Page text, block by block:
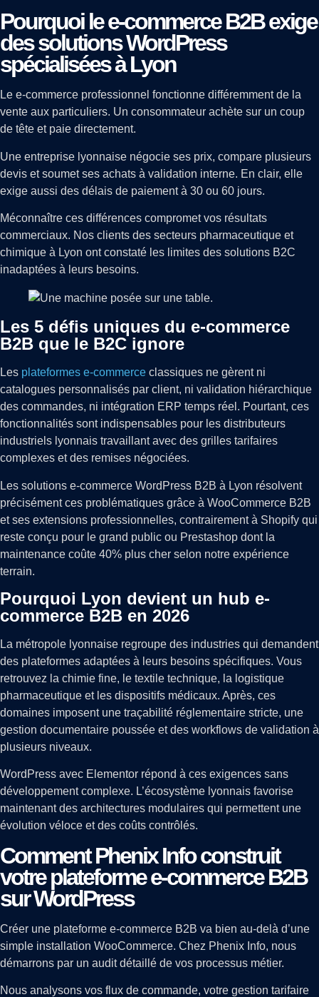
Pourquoi le e-commerce B2B exige
des solutions WordPress
spécialisées à Lyon
Le e-commerce professionnel fonctionne différemment de la
vente aux particuliers. Un consommateur achète sur un coup
de tête et paie directement.
Une entreprise lyonnaise négocie ses prix, compare plusieurs
devis et soumet ses achats à validation interne. En clair, elle
exige aussi des délais de paiement à 30 ou 60 jours.
Méconnaître ces différences compromet vos résultats
commerciaux. Nos clients des secteurs pharmaceutique et
chimique à Lyon ont constaté les limites des solutions B2C
inadaptées à leurs besoins.
Les 5 défis uniques du e-commerce
B2B que le B2C ignore
Les plateformes e-commerce classiques ne gèrent ni
catalogues personnalisés par client, ni validation hiérarchique
des commandes, ni intégration ERP temps réel. Pourtant, ces
fonctionnalités sont indispensables pour les distributeurs
industriels lyonnais travaillant avec des grilles tarifaires
complexes et des remises négociées.
Les solutions e-commerce WordPress B2B à Lyon résolvent
précisément ces problématiques grâce à WooCommerce B2B
et ses extensions professionnelles, contrairement à Shopify qui
reste conçu pour le grand public ou Prestashop dont la
maintenance coûte 40% plus cher selon notre expérience
terrain.
Pourquoi Lyon devient un hub e-
commerce B2B en 2026
La métropole lyonnaise regroupe des industries qui demandent
des plateformes adaptées à leurs besoins spécifiques. Vous
retrouvez la chimie fine, le textile technique, la logistique
pharmaceutique et les dispositifs médicaux. Après, ces
domaines imposent une traçabilité réglementaire stricte, une
gestion documentaire poussée et des workflows de validation à
plusieurs niveaux.
WordPress avec Elementor répond à ces exigences sans
développement complexe. L’écosystème lyonnais favorise
maintenant des architectures modulaires qui permettent une
évolution véloce et des coûts contrôlés.
Comment Phenix Info construit
votre plateforme e-commerce B2B
sur WordPress
Créer une plateforme e-commerce B2B va bien au-delà d’une
simple installation WooCommerce. Chez Phenix Info, nous
démarrons par un audit détaillé de vos processus métier.
Nous analysons vos flux de commande, votre gestion tarifaire